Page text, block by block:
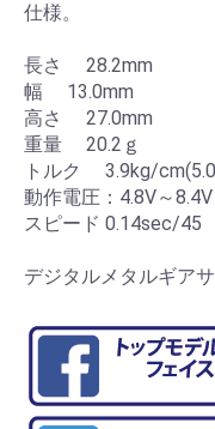
仕様。
長さ 28.2mm
幅 13.0mm
高さ 27.0mm
重量 20.2ｇ
トルク 3.9kg/
動作電圧：4.8V～8.4V
スピード 0.14sec/45
デジタルメタルギア